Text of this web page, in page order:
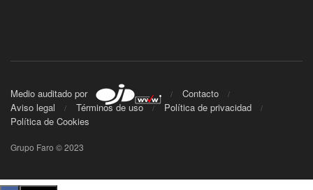
Medio auditado por
Contacto
Aviso legal
Términos de uso
Política de privacidad
Política de Cookies
Grupo Faro © 2023